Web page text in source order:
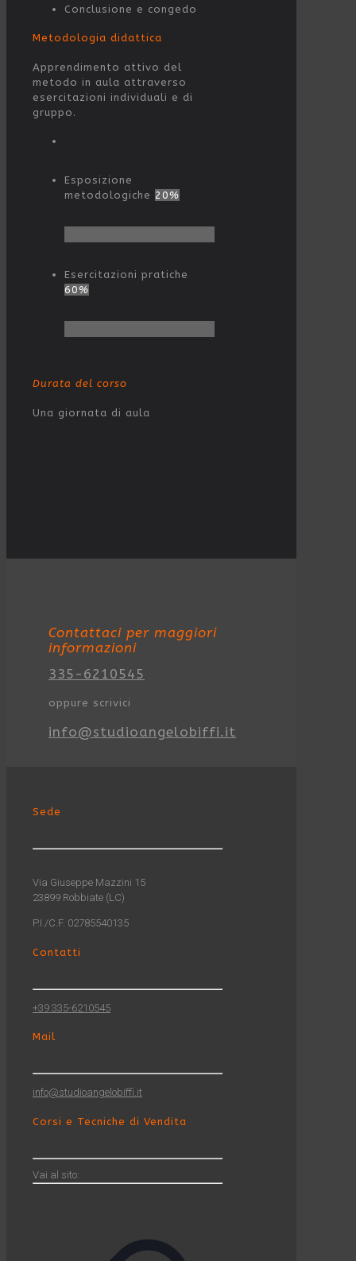
Conclusione e congedo
Metodologia didattica
Apprendimento attivo del
metodo in aula attraverso
esercitazioni individuali e di
gruppo.
Esposizione
metodologiche 20%
Esercitazioni pratiche
60%
Durata del corso
Una giornata di aula
Contattaci per maggiori
informazioni
335-6210545
oppure scrivici
info@studioangelobiffi.it
Sede
Via Giuseppe Mazzini 15
23899 Robbiate (LC)
P.I./C.F. 02785540135
Contatti
+39 335-6210545
Mail
info@studioangelobiffi.it
Corsi e Tecniche di Vendita
Vai al sito: